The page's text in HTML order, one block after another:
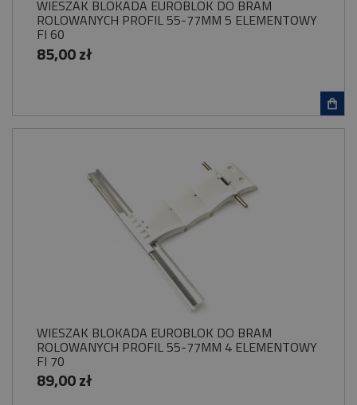
WIESZAK BLOKADA EUROBLOK DO BRAM
ROLOWANYCH PROFIL 55-77MM 5 ELEMENTOWY
FI 60
85,00 zł
WIESZAK BLOKADA EUROBLOK DO BRAM
ROLOWANYCH PROFIL 55-77MM 4 ELEMENTOWY
FI 70
89,00 zł